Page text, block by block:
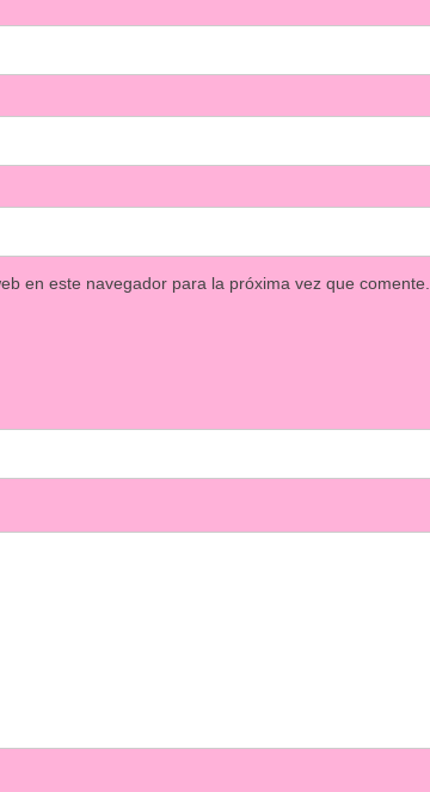
en este navegador para la próxima vez que comente.